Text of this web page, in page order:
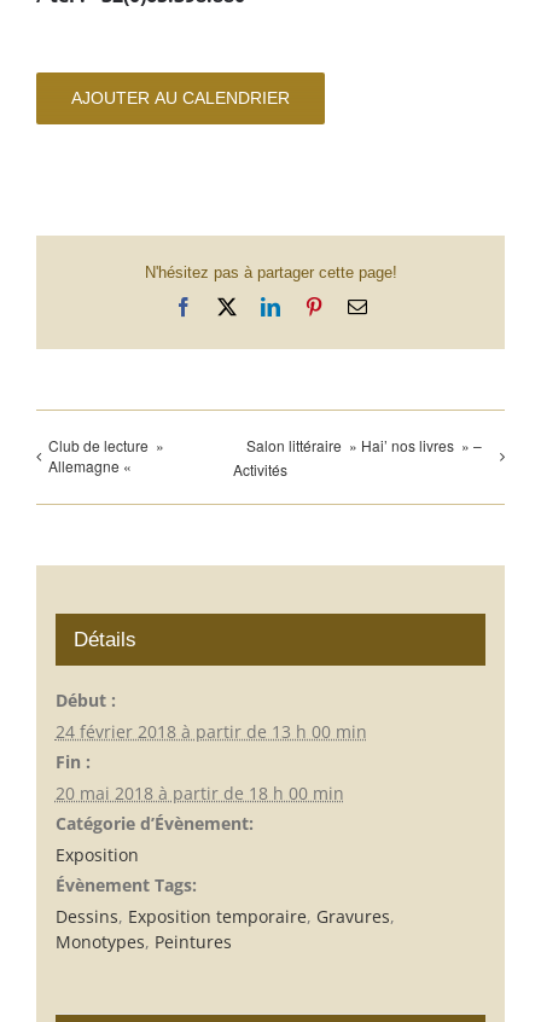
AJOUTER AU CALENDRIER
N'hésitez pas à partager cette page!
Facebook LinkedInPinterestEmail
Club de lecture »
Allemagne «
Salon littéraire » Hai’ nos livres » –
Activités
Détails
Début :
24 février 2018 à partir de 13 h 00 min
Fin :
20 mai 2018 à partir de 18 h 00 min
Catégorie d’Évènement:
Exposition
Évènement Tags:
Dessins, Exposition temporaire, Gravures,
Monotypes, Peintures